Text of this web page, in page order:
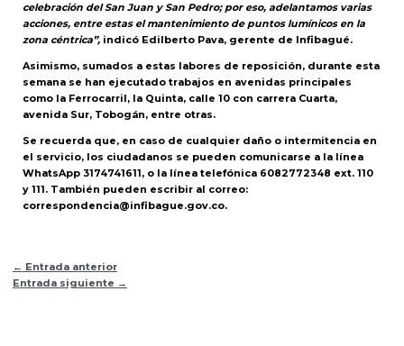
celebración del San Juan y San Pedro; por eso, adelantamos varias
acciones, entre estas el mantenimiento de puntos lumínicos en la
zona céntrica”,indicó Edilberto Pava, gerente de Infibagué.
Asimismo, sumados a estas labores de reposición, durante esta
semana se han ejecutado trabajos en avenidas principales
como la Ferrocarril, la Quinta, calle 10 con carrera Cuarta,
avenida Sur, Tobogán, entre otras.
Se recuerda que, en caso de cualquier daño o intermitencia en
el servicio, los ciudadanos se pueden comunicarse a la línea
WhatsApp 3174741611, o la línea telefónica 6082772348 ext. 110
y 111. También pueden escribir al correo:
correspondencia@infibague.gov.co.
← Entrada anterior
Entrada siguiente →